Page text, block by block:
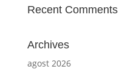
Recent Comments
Archives
agost 2026